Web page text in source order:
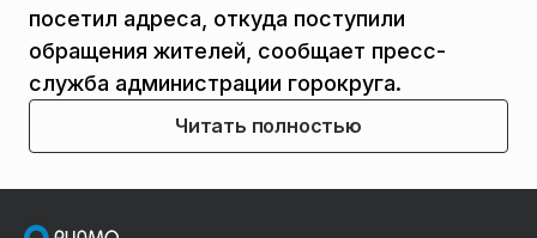
посетил адреса, откуда поступили
обращения жителей, сообщает пресс-
служба администрации горокруга.
Читать полностью